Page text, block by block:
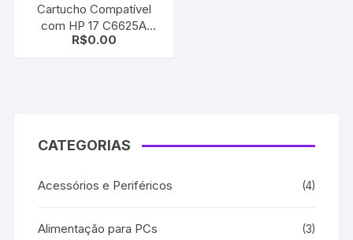
Cartucho Compatível
com HP 17 C6625A
Color | Deskjet 825/
R$0.00
CATEGORIAS
Acessórios e Periféricos (4)
Alimentação para PCs (3)